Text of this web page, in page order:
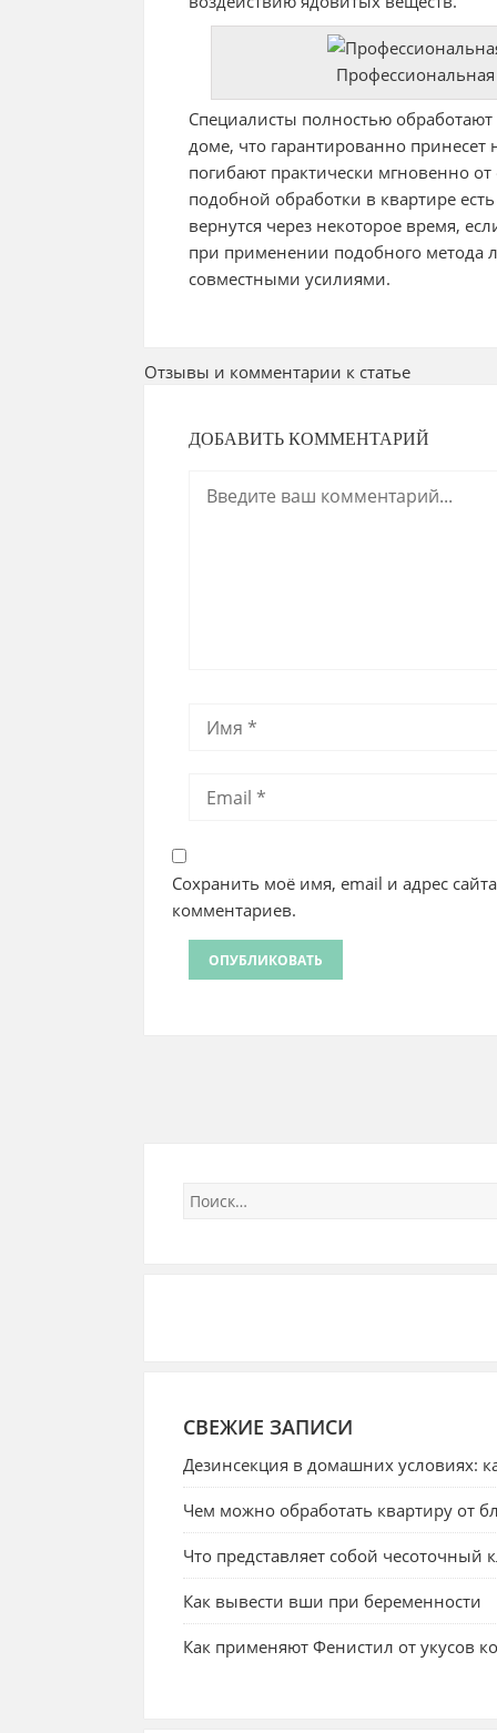
Специалисты полностью
доме, что гарантированно
погибают практически мгновенно
подобной обработки в квартире
вернутся через некоторое время,
при применении подобного метода
совместными усилиями.
Отзывы и комментарии к статье
ДОБАВИТЬ КОММЕНТАРИЙ
Сохранить моё имя, email и адрес
комментариев.
СВЕЖИЕ ЗАПИСИ
Дезинсекция в домашних условиях:
Чем можно обработать квартиру от
Что представляет собой чесоточный
Как вывести вши при беременности
Как применяют Фенистил от укусов